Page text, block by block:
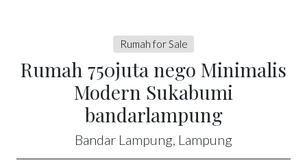
Rumah for Sale
Rumah 750juta nego Minimalis
Modern Sukabumi
bandarlampung
Bandar Lampung, Lampung